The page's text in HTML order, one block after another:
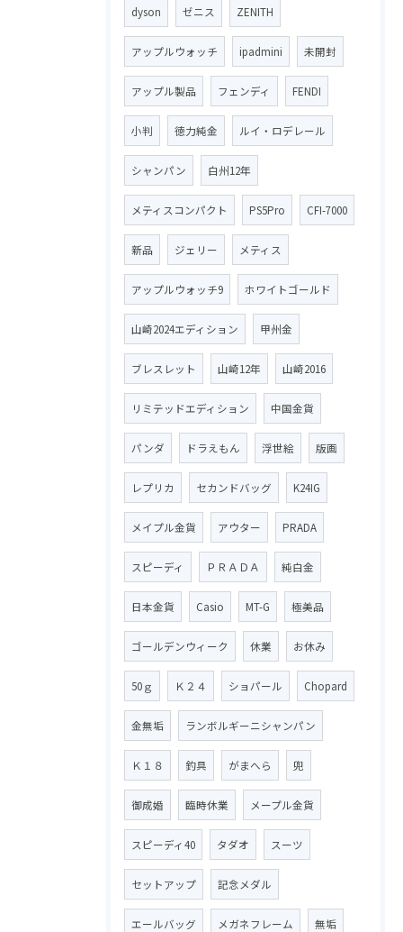
dyson ゼニス ZENITH
アップルウォッチ ipadmini 未開封
アップル製品 フェンディ FENDI
小判 徳力純金 ルイ・ロデレール
シャンパン 白州12年
メティスコンパクト PS5Pro CFI-7000
新品 ジェリー メティス
アップルウォッチ9 ホワイトゴールド
山崎2024エディション 甲州金
ブレスレット 山崎12年 山崎2016
リミテッドエディション 中国金貨
パンダ ドラえもん 浮世絵 版画
レプリカ セカンドバッグ K24IG
メイプル金貨 アウター PRADA
スピーディ ＰＲＡＤＡ 純白金
日本金貨 Casio MT-G 極美品
ゴールデンウィーク 休業 お休み
50ｇ Ｋ２４ ショパール Chopard
金無垢 ランボルギーニシャンパン
Ｋ１８ 釣具 がまへら 兜
御成婚 臨時休業 メープル金貨
スピーディ40 タダオ スーツ
セットアップ 記念メダル
エールバッグ メガネフレーム 無垢